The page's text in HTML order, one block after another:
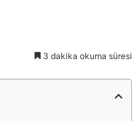
3 dakika okuma süresi